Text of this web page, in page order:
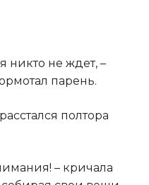
никто не ждет, –
парень.
полтора
– кричала